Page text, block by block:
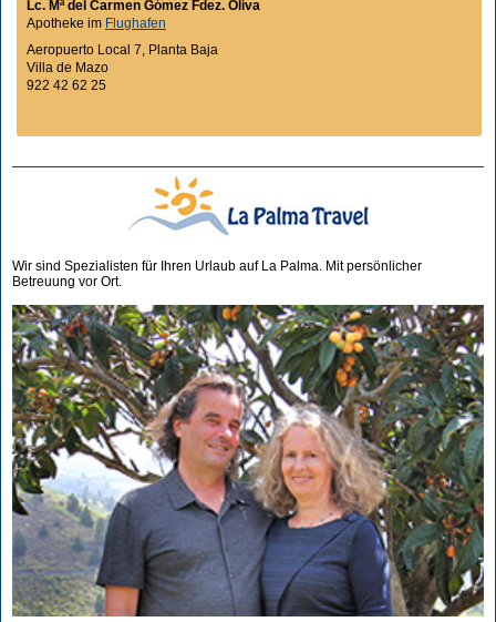
Lc. Mª del Carmen Gómez Fdez. Oliva
Apotheke im Flughafen
Aeropuerto Local 7, Planta Baja
Villa de Mazo
922 42 62 25
Wir sind Spezialisten für Ihren Urlaub auf La Palma. Mit persönlicher
Betreuung vor Ort.